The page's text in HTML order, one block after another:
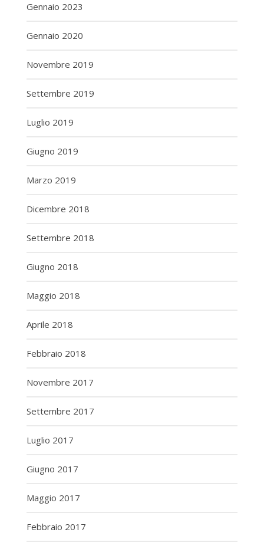
Gennaio 2023
Gennaio 2020
Novembre 2019
Settembre 2019
Luglio 2019
Giugno 2019
Marzo 2019
Dicembre 2018
Settembre 2018
Giugno 2018
Maggio 2018
Aprile 2018
Febbraio 2018
Novembre 2017
Settembre 2017
Luglio 2017
Giugno 2017
Maggio 2017
Febbraio 2017